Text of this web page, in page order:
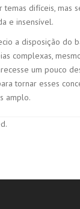
difíceis, mas
e insensível.
a disposição do
complexas,
um pouco
tornar esses
amplo.